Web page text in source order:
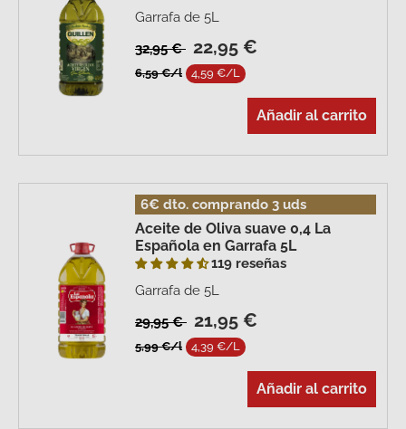
Garrafa de 5L
32,95 € 22,95 €
6,59 €/l 4,59 €/L
Añadir al carrito
6€ dto. comprando 3 uds
Aceite de Oliva suave 0,4 La
Española en Garrafa 5L
119 reseñas
Garrafa de 5L
29,95 € 21,95 €
5,99 €/l 4,39 €/L
Añadir al carrito